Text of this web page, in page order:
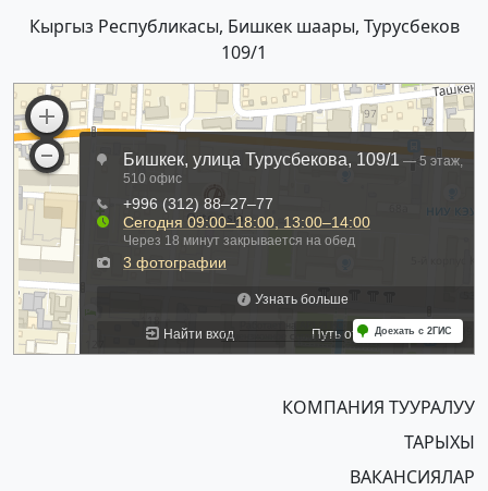
Кыргыз Республикасы, Бишкек шаары, Турусбеков
109/1
КОМПАНИЯ ТУУРАЛУУ
ТАРЫХЫ
ВАКАНСИЯЛАР